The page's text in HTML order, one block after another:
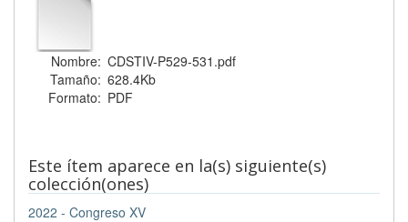
Nombre: CDSTIV-P529-531.pdf
Tamaño: 628.4Kb
Formato: PDF
Este ítem aparece en la(s) siguiente(s)
colección(ones)
2022 - Congreso XV